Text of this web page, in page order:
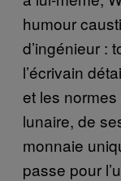
humour
d’ingénieur :
l’écrivain
et les
lunaire, de
monnaie
passe pour